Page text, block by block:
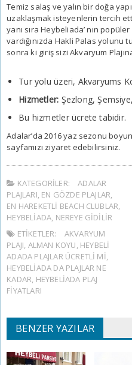
Temiz salaş ve yalın bir doğa
uzaklaşmak isteyenlerin tercih
yanı sıra Heybeliada’ nın
vardığınızda Hakli Palas yolunu
sonra ki giriş sizi Akvaryum
Tur yolu üzeri, Akvaryums
Hizmetler: Şezlong,
Bu hizmetler ücrete tabidir.
Adalar’da 2016 yaz sezonu
sayfamızı ziyaret edebilirsiniz.
KATEGORILER:
ADALAR
PLAJLARI, EN GÖZDE PLAJLAR,
EN HAREKETLI BEACH CLUBLAR,
HEYBELIADA, NEREYE GIDILIR
ETIKETLER:
AKVARYUM
PLAJI, ALMAN KOYU, HEYBELI
ADADA PLAJLAR ÜCRETLI MI,
HEYBELIADA DA PLAJLAR NE
KADAR, HEYBELIADA PLAJ
FIYATLARI
BENZER YAZILAR